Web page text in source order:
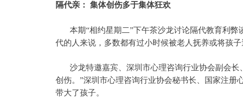
隔代亲： 集体创伤多于集体狂欢
本期“相约星期二”下午茶沙龙讨论隔代教育利弊
代的人来说，多数都有过小时候被老人抚养或将孩子
沙龙特邀嘉宾、深圳市心理咨询行业协会副会长
创伤。”深圳市心理咨询行业协会秘书长、国家注
带大了孩子。